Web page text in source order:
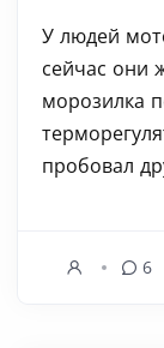
У людей
сейчас они
морозилка
пробовал
6